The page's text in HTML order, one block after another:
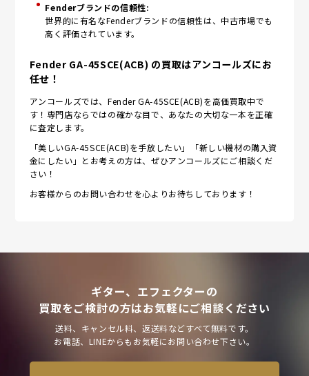
Fenderブランドの信頼性:
世界的に有名なFenderブランドの信頼性は、中古市場でも
高く評価されています。
Fender GA-45SCE(ACB) の買取はアンコールズにお
任せ！
アンコールズでは、Fender GA-45SCE(ACB)を高価買取中で
す！専門店ならではの確かな目で、あなたの大切な一本を正確
に査定します。
「美しいGA-45SCE(ACB)を手放したい」「新しい機材の購入資
金にしたい」とお考えの方は、ぜひアンコールズにご相談くだ
さい！
お客様からのお問い合わせを心よりお待ちしております！
ギター、エフェクターの
買取をご検討の方はお気軽にご相談ください
送料、キャンセル料、返送料などすべて無料です。
お電話、LINEからもお気軽にお問い合わせ下さい。